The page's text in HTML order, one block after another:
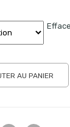
AU PANIER